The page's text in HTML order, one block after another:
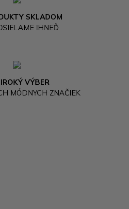
SKLADOM
IHNEĎ
VÝBER
MÓDNYCH ZNAČIEK